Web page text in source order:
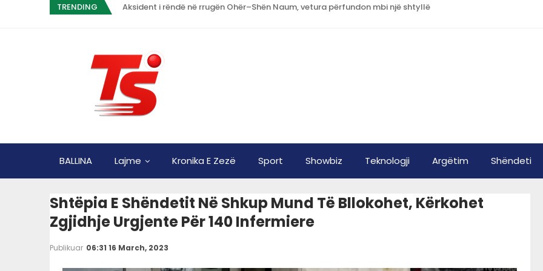
TRENDING Aksident i rëndë në rrugën Ohër–Shën Naum, vetura përfundon mbi një shtyllë
BALLINA Lajme Kronika E Zezë Sport Showbiz Teknologji Argëtim Shëndeti
Shtëpia E Shëndetit Në Shkup Mund Të Bllokohet, Kërkohet
Zgjidhje Urgjente Për 140 Infermiere
Publikuar 06:31 16 March, 2023